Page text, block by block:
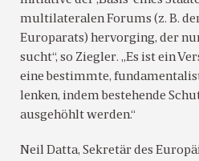
multilateralen Forums (z. B.
Europarats) hervorging, der
sucht“, so Ziegler. „Es ist ein
eine bestimmte,
lenken, indem bestehende
ausgehöhlt werden.“
Neil Datta, Sekretär des